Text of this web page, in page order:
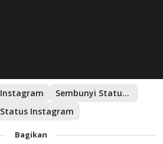
Instagram
Sembunyi Status di Instagram
Status Instagram
Bagikan